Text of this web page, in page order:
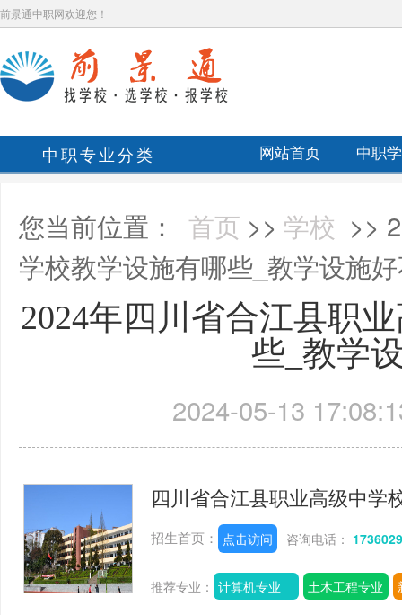
前景通中职网欢迎您！
中职专业分类 网站首页 中职
您当前位置： 首页 >> 学校 >>
学校教学设施有哪些_教学设施
2024年四川省合江县职
些_教学
2024-05-13
四川省合江县职业高级中学
招生首页： 点击访问 咨询电话：
推荐专业： 计算机专业 土木工程专业